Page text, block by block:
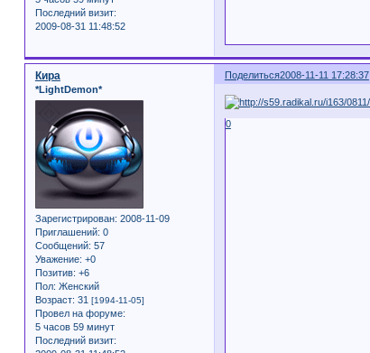
Последний визит:
2009-08-31 11:48:52
Поделиться2008-11-11 17:28:37
Кира
*LightDemon*
Зарегистрирован: 2008-11-09
Приглашений: 0
Сообщений: 57
Уважение: +0
Позитив: +6
Пол: Женский
Возраст: 31 [1994-11-05]
Провел на форуме:
5 часов 59 минут
Последний визит:
0